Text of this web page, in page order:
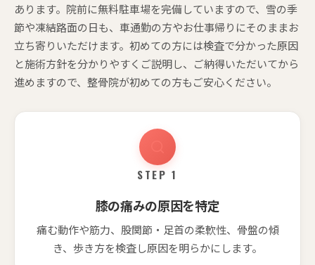
あります。院前に無料駐車場を完備していますので、雪の季
節や凍結路面の日も、車通勤の方やお仕事帰りにそのままお
立ち寄りいただけます。初めての方には検査で分かった原因
と施術方針を分かりやすくご説明し、ご納得いただいてから
進めますので、整骨院が初めての方もご安心ください。
STEP 1
膝の痛みの原因を特定
痛む動作や筋力、股関節・足首の柔軟性、骨盤の傾
き、歩き方を検査し原因を明らかにします。